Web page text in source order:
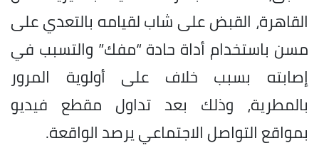
القاهرة، القبض على شاب لقيامه بالتعدي على
مسن باستخدام أداة حادة “مفك” والتسبب في
إصابته بسبب خلاف على أولوية المرور
بالمطرية، وذلك بعد تداول مقطع فيديو
بمواقع التواصل الاجتماعي يرصد الواقعة.